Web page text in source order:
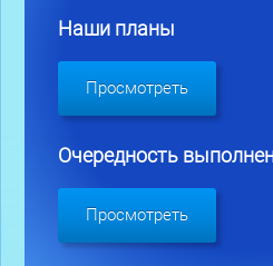
Наши планы
Просмотреть
Очередность
Просмотреть